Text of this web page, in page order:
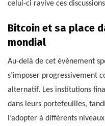
celui-ci ravive ces
Bitcoin et sa place
mondial
Au-delà de cet événement
s’imposer progressivement
alternatif. Les institutions
dans leurs portefeuilles,
l’adopter à différents